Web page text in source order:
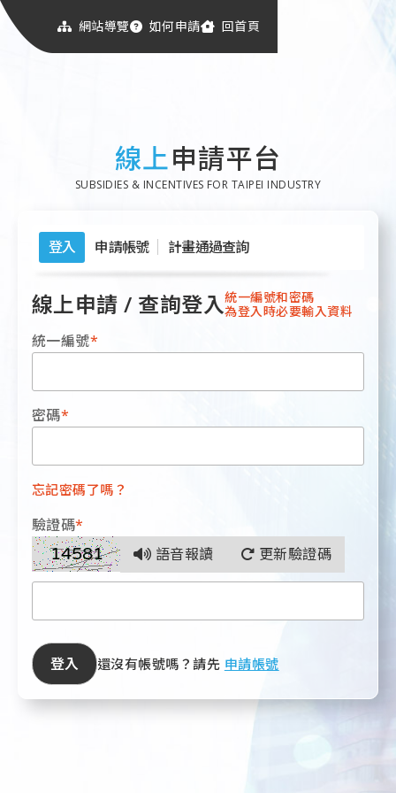
網站導覽 如何申請 回首頁
線上申請平台
SUBSIDIES & INCENTIVES FOR TAIPEI INDUSTRY
登入 申請帳號 計畫通過查詢
線上申請 / 查詢登入統一編號和密碼
為登入時必要輸入資料
統一編號*
密碼*
忘記密碼了嗎？
驗證碼*
語音報讀
更新驗證碼
登入 還沒有帳號嗎？請先 申請帳號